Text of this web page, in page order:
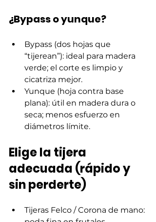
¿Bypass o yunque?
Bypass (dos hojas que
“tijerean”): ideal para madera
verde; el corte es limpio y
cicatriza mejor.
Yunque (hoja contra base
plana): útil en madera dura o
seca; menos esfuerzo en
diámetros límite.
Elige la tijera
adecuada (rápido y
sin perderte)
Tijeras Felco / Corona de mano: